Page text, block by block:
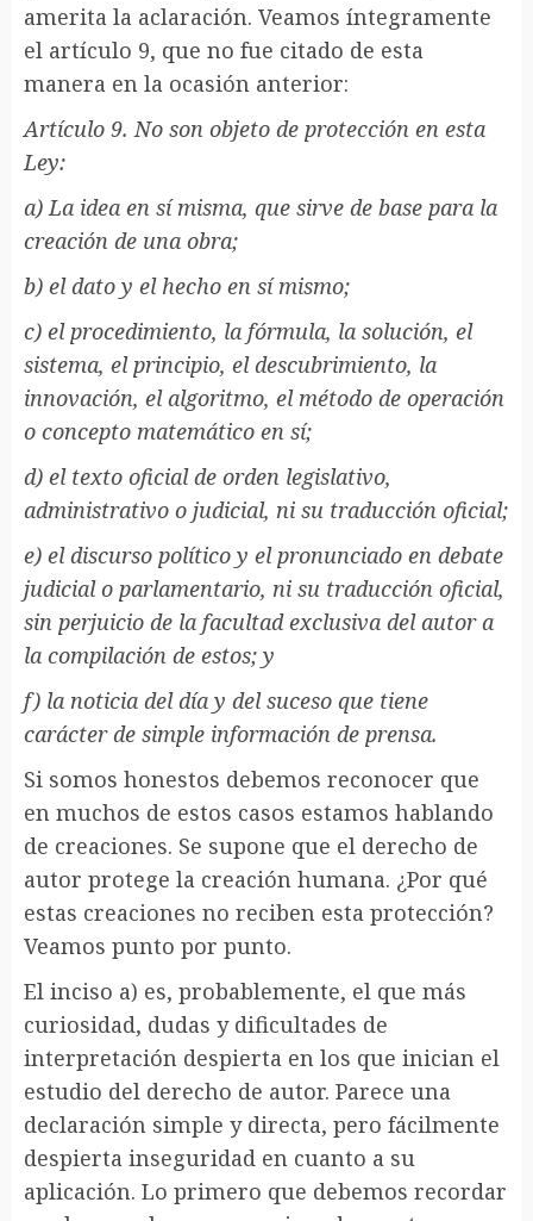
amerita la aclaración. Veamos íntegramente
el artículo 9, que no fue citado de esta
manera en la ocasión anterior:
Artículo 9. No son objeto de protección en esta
Ley:
a) La idea en sí misma, que sirve de base para la
creación de una obra;
b) el dato y el hecho en sí mismo;
c) el procedimiento, la fórmula, la solución, el
sistema, el principio, el descubrimiento, la
innovación, el algoritmo, el método de operación
o concepto matemático en sí;
d) el texto oficial de orden legislativo,
administrativo o judicial, ni su traducción oficial;
e) el discurso político y el pronunciado en debate
judicial o parlamentario, ni su traducción oficial,
sin perjuicio de la facultad exclusiva del autor a
la compilación de estos; y
f) la noticia del día y del suceso que tiene
carácter de simple información de prensa.
Si somos honestos debemos reconocer que
en muchos de estos casos estamos hablando
de creaciones. Se supone que el derecho de
autor protege la creación humana. ¿Por qué
estas creaciones no reciben esta protección?
Veamos punto por punto.
El inciso a) es, probablemente, el que más
curiosidad, dudas y dificultades de
interpretación despierta en los que inician el
estudio del derecho de autor. Parece una
declaración simple y directa, pero fácilmente
despierta inseguridad en cuanto a su
aplicación. Lo primero que debemos recordar